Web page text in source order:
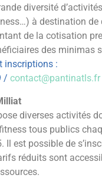
diversité
à destination de
de la cotisation
des minimas
inscriptions :
/ contact@pantinatls.fr
diverses activités
tous publics
Il est possible de
réduits sont